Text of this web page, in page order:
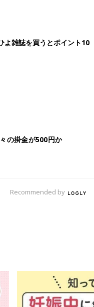
よ雑誌を買うとポイント10
の掛金が500円か
Recommended by